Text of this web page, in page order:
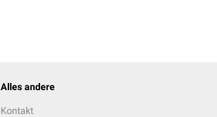
Alles andere
Kontakt